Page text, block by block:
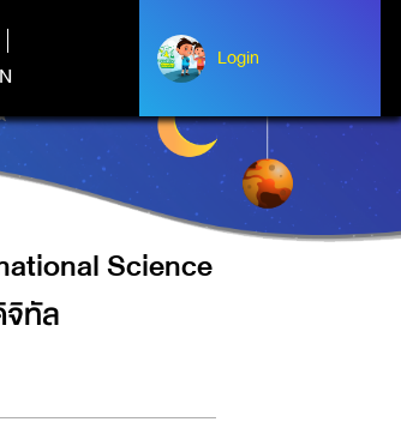
Login
Login
POPULARIZATION
Science
ทัล